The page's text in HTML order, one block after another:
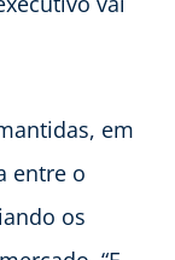
em
entre o
os